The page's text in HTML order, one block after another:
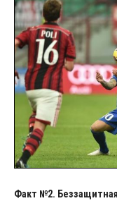
Факт №2.